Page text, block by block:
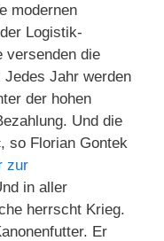
modernen
Logistik-
versenden die
Jahr werden
der hohen
Und die
so Florian Gontek
zur
in aller
herrscht Krieg.
Er